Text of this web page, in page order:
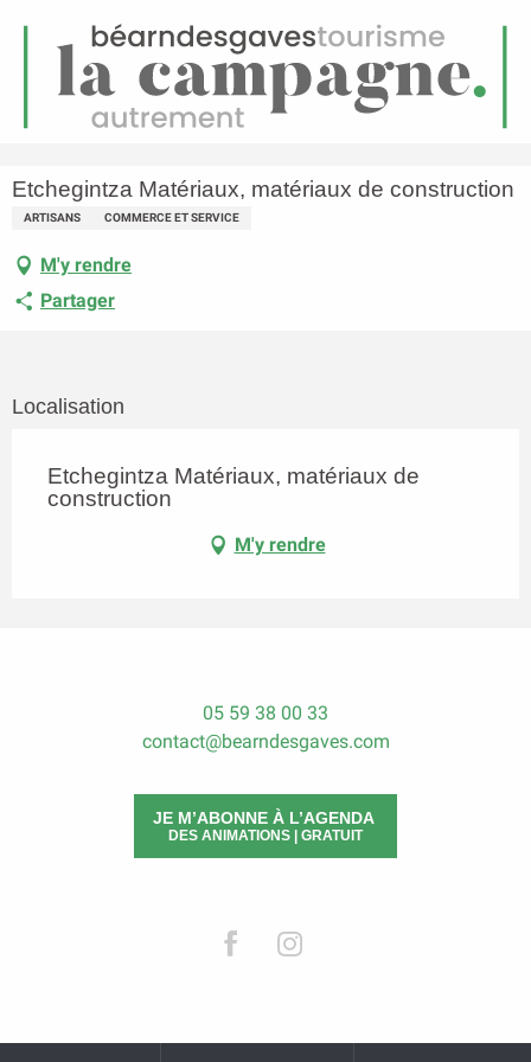
Menu
Etchegintza Matériaux, matériaux de construction
Etchegintza Matériaux, matériaux de construction
ARTISANS COMMERCE ET SERVICE
M'y rendre
Partager
Localisation
Etchegintza Matériaux, matériaux de
construction
M'y rendre
05 59 38 00 33
contact@bearndesgaves.com
JE M’ABONNE À L’AGENDA
DES ANIMATIONS | GRATUIT